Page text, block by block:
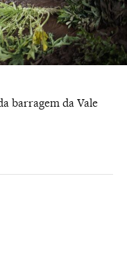
barragem da Vale